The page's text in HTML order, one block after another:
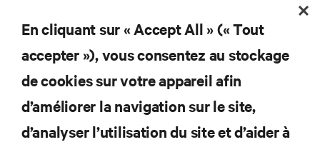
Abonnez-vous pour connaître les dernières
tendances technologiques
Recevez régulièrement l’actualité sur les sujets les
plus importants du secteur, ainsi que les dernières
interventions et avis de nos experts sur la gestion,
En cliquant sur « Accept All » (« Tout
accepter »), vous consentez au stockage
de cookies sur votre appareil afin
d’améliorer la navigation sur le site,
d’analyser l’utilisation du site et d’aider à